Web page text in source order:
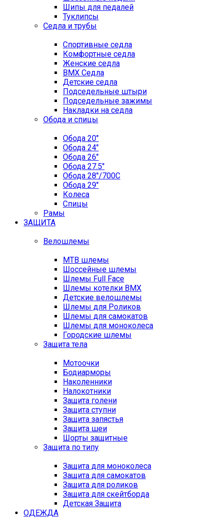
Шипы для педалей
Туклипсы
Седла и трубы
Спортивные седла
Комфортные седла
Женские седла
BMX Седла
Детские седла
Подседельные штыри
Подседельные зажимы
Накладки на седла
Обода и спицы
Обода 20"
Обода 24"
Обода 26"
Обода 27.5"
Обода 28"/700C
Обода 29"
Колеса
Спицы
Рамы
ЗАЩИТА
Велошлемы
MTB шлемы
Шоссейные шлемы
Шлемы Full Face
Шлемы котелки BMX
Детские велошлемы
Шлемы для Роликов
Шлемы для самокатов
Шлемы для моноколеса
Городские шлемы
Защита тела
Мотоочки
Бодиарморы
Наколенники
Налокотники
Защита голени
Защита ступни
Защита запястья
Защита шеи
Шорты защитные
Защита по типу
Защита для моноколеса
Защита для самокатов
Защита для роликов
Защита для скейтборда
Детская Защита
ОДЕЖДА